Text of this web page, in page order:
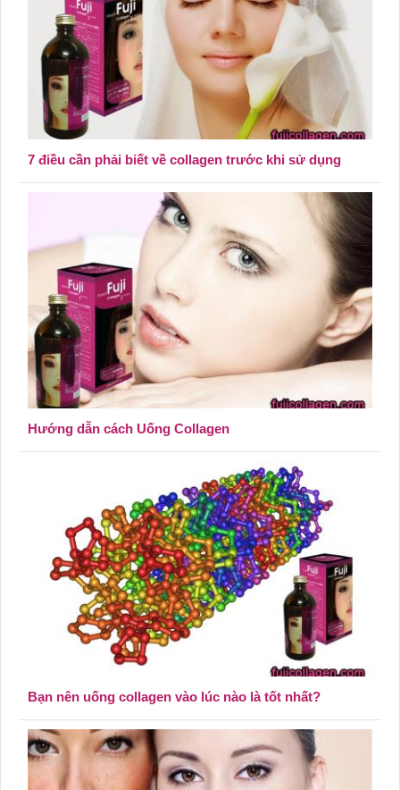
7 điều cần phải biết về collagen trước khi sử dụng
Hướng dẫn cách Uống Collagen
Bạn nên uống collagen vào lúc nào là tốt nhất?